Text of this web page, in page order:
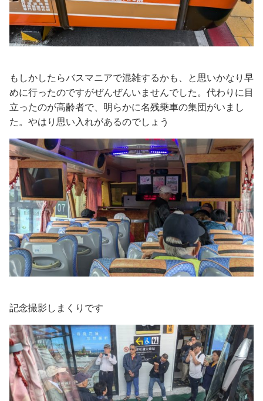
もしかしたらバスマニアで混雑するかも、と思いかなり早
めに行ったのですがぜんぜんいませんでした。代わりに目
立ったのが高齢者で、明らかに名残乗車の集団がいまし
た。やはり思い入れがあるのでしょう
記念撮影しまくりです